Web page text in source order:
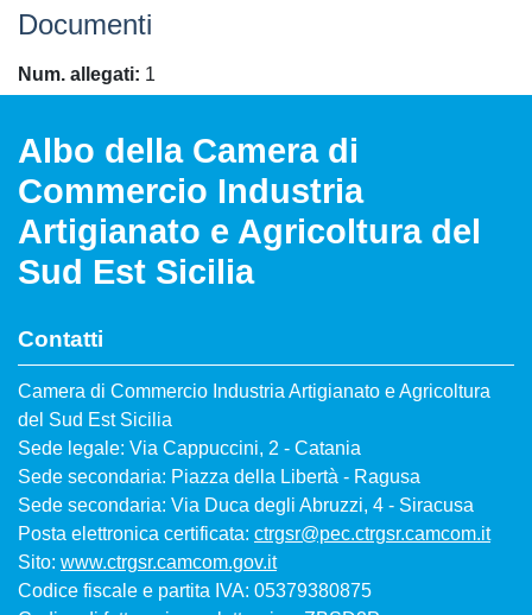
Documenti
Num. allegati 1
Albo della Camera di
Commercio Industria
Artigianato e Agricoltura del
Sud Est Sicilia
Contatti
Camera di Commercio Industria Artigianato e Agricoltura
del Sud Est Sicilia
Sede legale: Via Cappuccini, 2 - Catania
Sede secondaria: Piazza della Libertà - Ragusa
Sede secondaria: Via Duca degli Abruzzi, 4 - Siracusa
Posta elettronica certificata: ctrgsr@pec.ctrgsr.camcom.it
Sito: www.ctrgsr.camcom.gov.it
Codice fiscale e partita IVA: 05379380875